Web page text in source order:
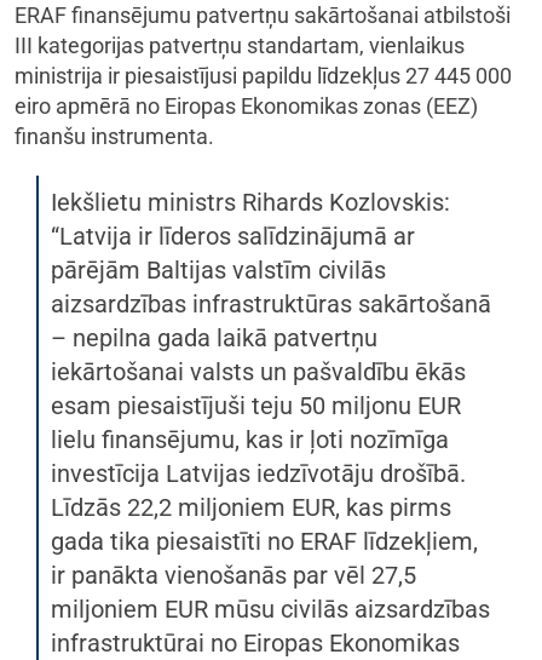
ERAF finansējumu patvertņu sakārtošanai atbilstoši
III kategorijas patvertņu standartam, vienlaikus
ministrija ir piesaistījusi papildu līdzekļus 27 445 000
eiro apmērā no Eiropas Ekonomikas zonas (EEZ)
finanšu instrumenta.
Iekšlietu ministrs Rihards Kozlovskis:
“Latvija ir līderos salīdzinājumā ar
pārējām Baltijas valstīm civilās
aizsardzības infrastruktūras sakārtošanā
– nepilna gada laikā patvertņu
iekārtošanai valsts un pašvaldību ēkās
esam piesaistījuši teju 50 miljonu EUR
lielu finansējumu, kas ir ļoti nozīmīga
investīcija Latvijas iedzīvotāju drošībā.
Līdzās 22,2 miljoniem EUR, kas pirms
gada tika piesaistīti no ERAF līdzekļiem,
ir panākta vienošanās par vēl 27,5
miljoniem EUR mūsu civilās aizsardzības
infrastruktūrai no Eiropas Ekonomikas